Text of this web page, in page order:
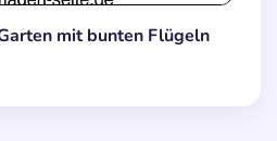
mit bunten Flügeln